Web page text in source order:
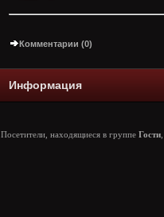
Комментарии (0)
Информация
Посетители, находящиеся в группе Гости